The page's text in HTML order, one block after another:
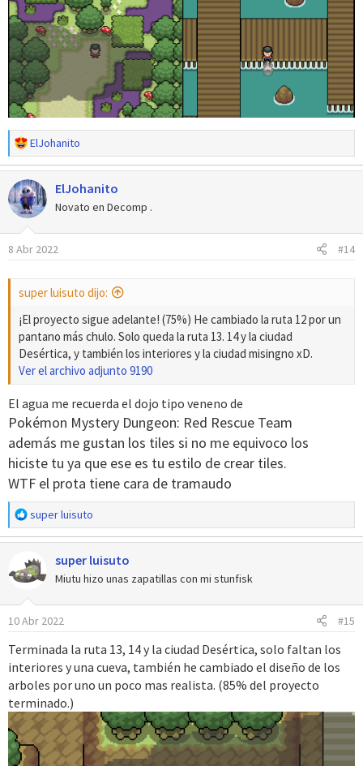
R
e
a
c
c
i
o
n
:
ElJohanito
ElJohanito
Novato en Decomp .
8 Abr 2022 #14
super luisuto dijo:
¡El proyecto sigue adelante! (75%) He cambiado la ruta 12 por un
pantano más chulo. Solo queda la ruta 13. 14 y la ciudad
Desértica, y también los interiores y la ciudad misingno xD.
Ver el archivo adjunto 9190
El agua me recuerda el dojo tipo veneno de
Pokémon Mystery Dungeon: Red Rescue Team
además me gustan los tiles si no me equivoco los
hiciste tu ya que ese es tu estilo de crear tiles.
WTF el prota tiene cara de tramaudo
R
e
a
c
c
o
n
s
:
super luisuto
super luisuto
Miutu hizo unas zapatillas con mi stunfisk
10 Abr 2022 #15
Terminada la ruta 13, 14 y la ciudad Desértica, solo faltan los
interiores y una cueva, también he cambiado el diseño de los
arboles por uno un poco mas realista. (85% del proyecto
terminado.)